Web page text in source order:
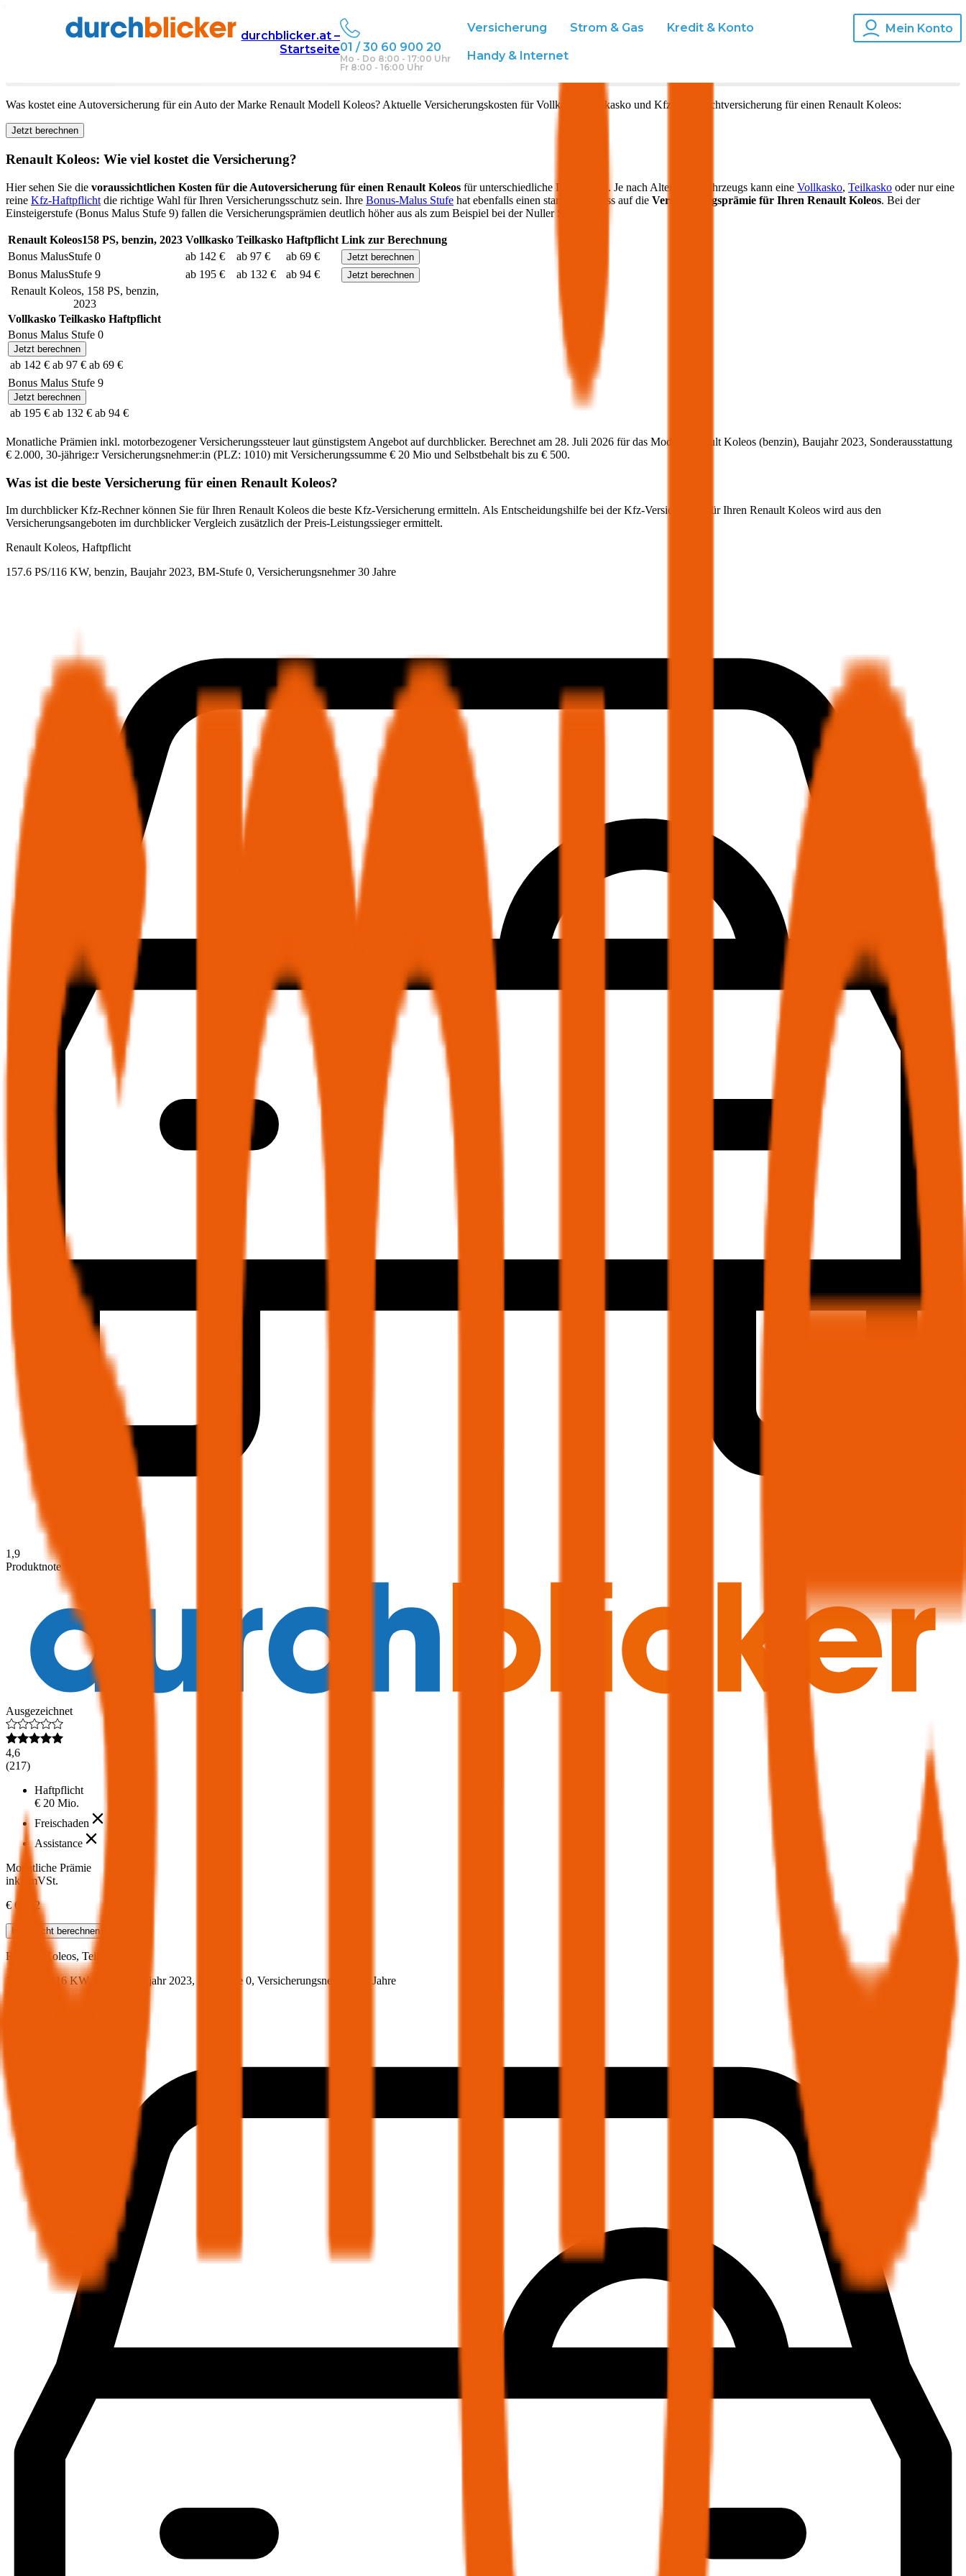
durchblicker.at –
Startseite01 / 30 60 900 20
Mo - Do 8:00 - 17:00 Uhr
Fr 8:00 - 16:00 Uhr
Versicherung Strom & Gas Kredit & Konto
Handy & Internet
Mein Konto
Autoversicherung Renault
in Österreich
Was kostet eine Autoversicherung für ein Auto der Marke RenaultModell Koleos? Aktuelle Versicherungskosten für Vollkasko, Teilkasko und Kfz-Haftpflichtversicherung für einen Renault Koleos:
Jetzt berechnen
Renault Koleos: Wie viel kostet die Versicherung?
Hier sehen Sie die voraussichtlichen Kosten für die Autoversicherung für einen Renault Koleos für unterschiedliche Deckungen. Je nach Alter Ihres Fahrzeugs kann eine Vollkasko, Teilkasko oder nur eine
reine Kfz-Haftpflicht die richtige Wahl für Ihren Versicherungsschutz sein. Ihre Bonus-Malus Stufe hat ebenfalls einen starken Einfluss auf die Versicherungsprämie für Ihren Renault Koleos. Bei der
Einsteigerstufe (Bonus Malus Stufe 9) fallen die Versicherungsprämien deutlich höher aus als zum Beispiel bei der Nuller Stufe.
Renault Koleos158 PS, benzin, 2023 Vollkasko Teilkasko Haftpflicht Link zur Berechnung
Bonus MalusStufe 0 ab 142 € ab 97 € ab 69 € Jetzt berechnen
Bonus MalusStufe 9 ab 195 € ab 132 € ab 94 € Jetzt berechnen
Renault Koleos, 158PS, benzin,
2023
Vollkasko Teilkasko Haftpflicht
Bonus Malus Stufe 0
Jetzt berechnen
ab 142 € ab 97 € ab 69 €
Bonus Malus Stufe 9
Jetzt berechnen
ab 195 € ab 132 € ab 94 €
Monatliche Prämien inkl. motorbezogener Versicherungssteuer laut günstigstem Angebot auf durchblicker. Berechnet am 28. Juli 2026 für das Modell Renault Koleos (benzin), Baujahr 2023, Sonderausstattung
€ 2.000, 30-jährige:rVersicherungsnehmer:in (PLZ: 1010) mit Versicherungssumme € 20 Mio und Selbstbehalt bis zu € 500.
Was ist die beste Versicherung für einen Renault Koleos?
Im durchblicker Kfz-Rechner können Sie für Ihren Renault Koleos die beste Kfz-Versicherung ermitteln. Als Entscheidungshilfe bei der Kfz-Versicherung für Ihren Renault Koleos wird aus den
Versicherungsangeboten im durchblicker Vergleich zusätzlich der Preis-Leistungssieger ermittelt.
Renault Koleos, Haftpflicht
157.6 PS/116 KW, benzin, Baujahr 2023, BM-Stufe 0, Versicherungsnehmer 30 Jahre
1,9
Produktnote
Ausgezeichnet
4,6
(217)
Haftpflicht
€ 20 Mio.
Freischaden
Assistance
Monatliche Prämie
inkl. mVSt.
€ 68,82
Haftpflichtberechnen
Renault
Koleos, Teilkasko
157.6 PS/116 KW, benzin, Baujahr 2023, BM-Stufe 0, Versicherungsnehmer 30 Jahre